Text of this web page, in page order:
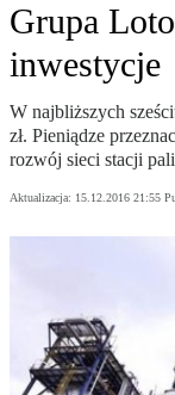
Grupa
inwestycje
W najbliższych
zł. Pieniądze
rozwój sieci stacji
Aktualizacja: 15.12.2016 21:55